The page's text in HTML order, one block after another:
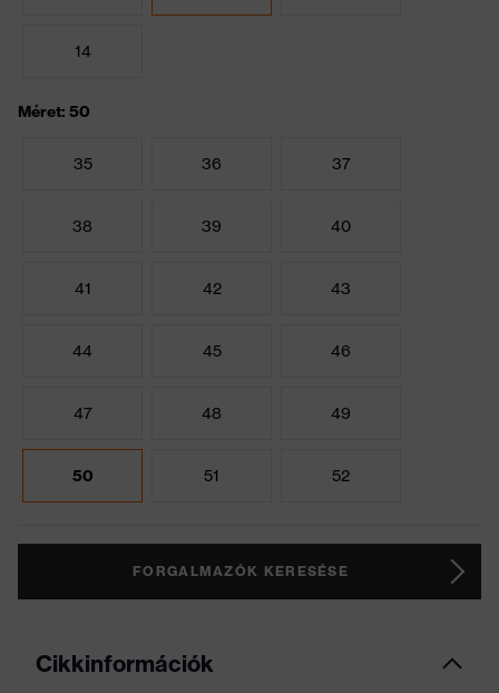
14
Méret: 50
35 36 37
38 39 40
41 42 43
44 45 46
47 48 49
50 51 52
FORGALMAZÓK KERESÉSE
Cikkinformációk